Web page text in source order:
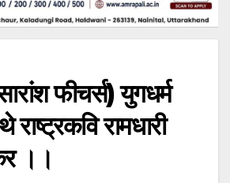
फीचर्स) युगधर्म
रामधारी
।।